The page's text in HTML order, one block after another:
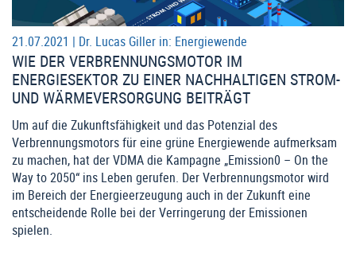
21.07.2021 | Dr. Lucas Giller in: Energiewende
WIE DER VERBRENNUNGSMOTOR IM
ENERGIESEKTOR ZU EINER NACHHALTIGEN STROM-
UND WÄRMEVERSORGUNG BEITRÄGT
Um auf die Zukunftsfähigkeit und das Potenzial des
Verbrennungsmotors für eine grüne Energiewende aufmerksam
zu machen, hat der VDMA die Kampagne „Emission0 – On the
Way to 2050“ ins Leben gerufen. Der Verbrennungsmotor wird
im Bereich der Energieerzeugung auch in der Zukunft eine
entscheidende Rolle bei der Verringerung der Emissionen
spielen.